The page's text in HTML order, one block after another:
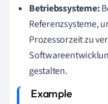
Betriebssysteme:
Referenzsysteme,
Prozessorzeit zu
gestalten.